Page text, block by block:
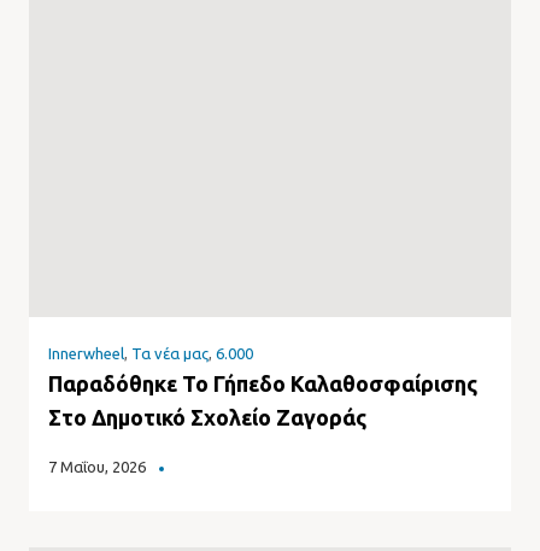
Innerwheel, Τα νέα μας, 6.000
Παραδόθηκε Το Γήπεδο Καλαθοσφαίρισης
Στο Δημοτικό Σχολείο Ζαγοράς
7 Μαΐου, 2026